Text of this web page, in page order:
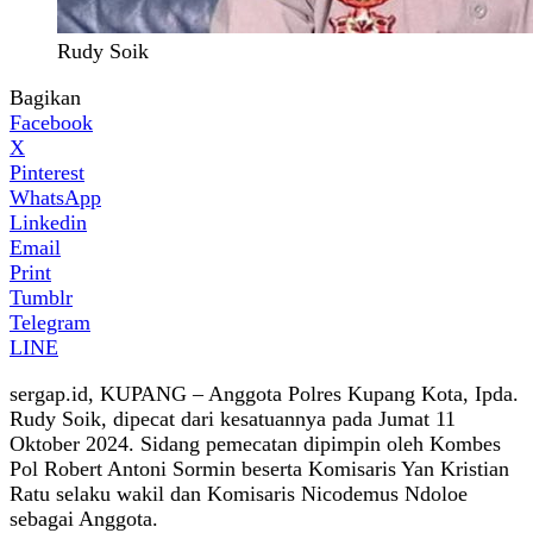
Rudy Soik
Bagikan
Facebook
X
Pinterest
WhatsApp
Linkedin
Email
Print
Tumblr
Telegram
LINE
sergap.id, KUPANG – Anggota Polres Kupang Kota, Ipda.
Rudy Soik, dipecat dari kesatuannya pada Jumat 11
Oktober 2024. Sidang pemecatan dipimpin oleh Kombes
Pol Robert Antoni Sormin beserta Komisaris Yan Kristian
Ratu selaku wakil dan Komisaris Nicodemus Ndoloe
sebagai Anggota.